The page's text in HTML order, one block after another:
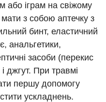
або іграм на свіжому
мати з собою аптечку з
бинт, еластичний
анальгетики,
засоби (перекис
джгут. При травмі
першу допомогу
ускладнень.